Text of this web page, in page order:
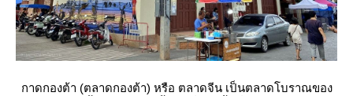
กาดกองต้า (ตลาดกองต้า) หรือ ตลาดจีน เป็นตลาดโบราณของ